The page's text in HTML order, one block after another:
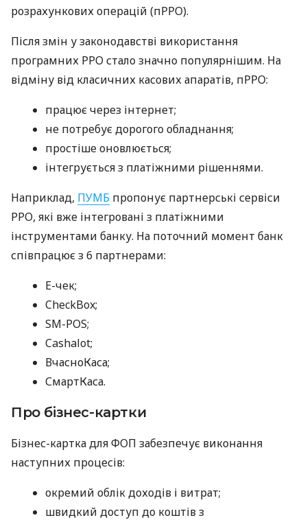
розрахункових операцій (пРРО).
Після змін у законодавстві використання
програмних РРО стало значно популярнішим. На
відміну від класичних касових апаратів, пРРО:
працює через інтернет;
не потребує дорогого обладнання;
простіше оновлюється;
інтегрується з платіжними рішеннями.
Наприклад, ПУМБ пропонує партнерські сервіси
РРО, які вже інтегровані з платіжними
інструментами банку. На поточний момент банк
співпрацює з 6 партнерами:
E-чек;
CheckBox;
SM-POS;
Cashalot;
ВчасноКаса;
СмартКаса.
Про бізнес-картки
Бізнес-картка для ФОП забезпечує виконання
наступних процесів:
окремий облік доходів і витрат;
швидкий доступ до коштів з